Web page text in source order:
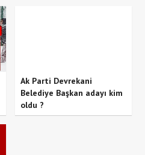
Ak Parti Devrekani
Belediye Başkan adayı kim
oldu ?